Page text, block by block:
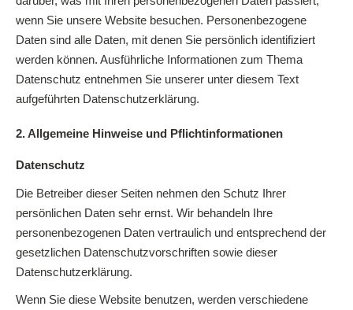
wenn Sie unsere Website besuchen. Personenbezogene
Daten sind alle Daten, mit denen Sie persönlich identifiziert
werden können. Ausführliche Informationen zum Thema
Datenschutz entnehmen Sie unserer unter diesem Text
aufgeführten Datenschutzerklärung.
2. Allgemeine Hinweise und Pflichtinformationen
Datenschutz
Die Betreiber dieser Seiten nehmen den Schutz Ihrer
persönlichen Daten sehr ernst. Wir behandeln Ihre
personenbezogenen Daten vertraulich und entsprechend der
gesetzlichen Datenschutzvorschriften sowie dieser
Datenschutzerklärung.
Wenn Sie diese Website benutzen, werden verschiedene